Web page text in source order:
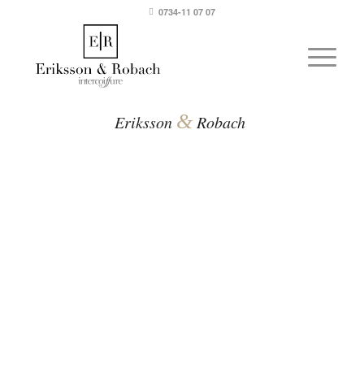
0734-11 07 07
Eriksson & Robach